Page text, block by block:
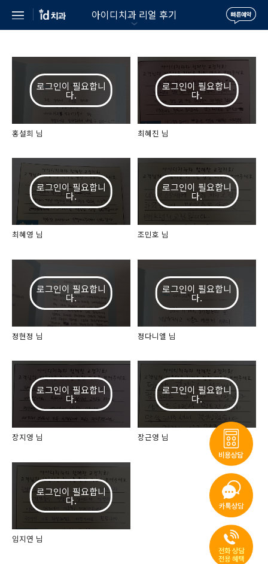
아이디치과 리얼 후기
홍설희 님 최혜진 님
최혜영 님 조민호 님
정현정 님 정다니엘 님
장지영 님 장근영 님
임지연 님